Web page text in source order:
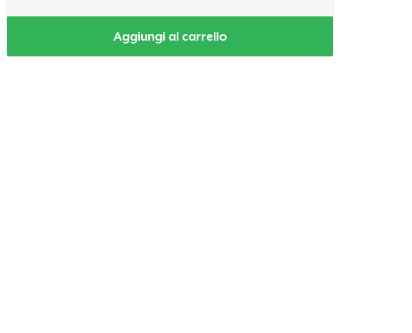
Aggiungi al carrello